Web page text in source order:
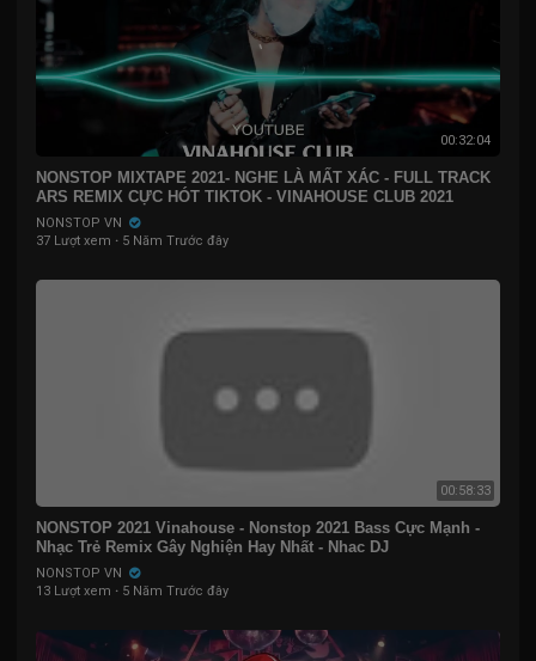
00:32:04
NONSTOP MIXTAPE 2021- NGHE LÀ MẤT XÁC - FULL TRACK
ARS REMIX CỰC HÓT TIKTOK - VINAHOUSE CLUB 2021
NONSTOP VN
37 Lượt xem · 5 Năm Trước đây
00:58:33
NONSTOP 2021 Vinahouse - Nonstop 2021 Bass Cực Mạnh -
Nhạc Trẻ Remix Gây Nghiện Hay Nhất - Nhac DJ
NONSTOP VN
13 Lượt xem · 5 Năm Trước đây